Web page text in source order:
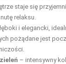
staje się
relaksu.
i elegancki,
pożądane jest
– intensywny